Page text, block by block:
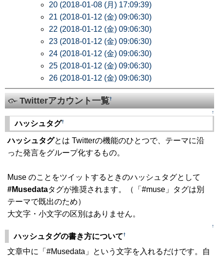
20 (2018-01-08 (月) 17:09:39)
21 (2018-01-12 (金) 09:06:30)
22 (2018-01-12 (金) 09:06:30)
23 (2018-01-12 (金) 09:06:30)
24 (2018-01-12 (金) 09:06:30)
25 (2018-01-12 (金) 09:06:30)
26 (2018-01-12 (金) 09:06:30)
Twitterアカウント一覧†
↑
ハッシュタグ†
ハッシュタグとは Twitterの機能のひとつで、テーマに沿
った発言をグループ化するもの。
Muse のことをツイットするときのハッシュタグとして
#Musedataタグが推奨されます。（「#muse」タグは別
テーマで既出のため）
大文字・小文字の区別はありません。
↑
ハッシュタグの書き方について†
文章中に「#Musedata」という文字を入れるだけです。自